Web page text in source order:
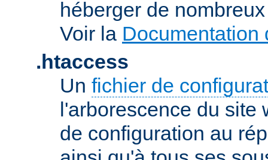
héberger de
Voir la Documentation
.htaccess
Un fichier de
l'arborescence du
de configuration au